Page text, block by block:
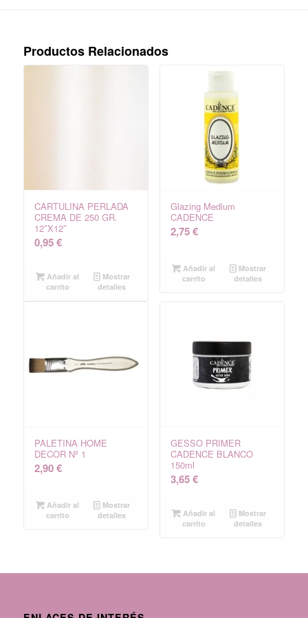
Productos Relacionados
CARTULINA PERLADA
CREMA DE 250 GR.
12″X12″
0,95€
Añadir al
carrito
Mostrar
detalles
Glazing Medium
CADENCE
2,75€
Añadir al
carrito
Mostrar
detalles
PALETINA HOME
DECOR Nº 1
2,90€
Añadir al
carrito
Mostrar
detalles
GESSO PRIMER
CADENCE BLANCO
150ml
3,65€
Añadir al
carrito
Mostrar
detalles